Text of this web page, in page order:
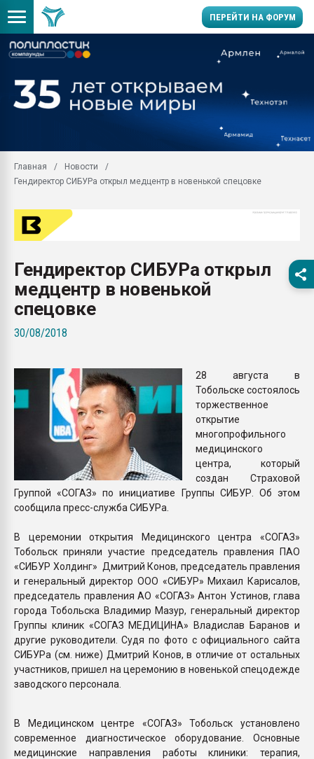
ПЕРЕЙТИ НА ФОРУМ
Вакуум-формовочные
28.07.2026
Материал поверхности
вакуумного
Главная
Новости
Гендиректор СИБУРа открыл медцентр в новенькой спецовке
Гендиректор СИБУРа открыл
медцентр в новенькой
спецовке
30/08/2018
28 августа в
Тобольске состоялось
торжественное
открытие
многопрофильного
медицинского
центра, который
создан Страховой
Группой «СОГАЗ» по инициативе Группы СИБУР. Об этом
сообщила пресс-служба СИБУРа.
В церемонии открытия Медицинского центра «СОГАЗ»
Тобольск приняли участие председатель правления ПАО
«СИБУР Холдинг» Дмитрий Конов, председатель правления
и генеральный директор ООО «СИБУР» Михаил Карисалов,
председатель правления АО «СОГАЗ» Антон Устинов, глава
города Тобольска Владимир Мазур, генеральный директор
Группы клиник «СОГАЗ МЕДИЦИНА» Владислав Баранов и
другие руководители. Судя по фото с официального сайта
СИБУРа (см. ниже) Дмитрий Конов, в отличие от остальных
участников, пришел на церемонию в новенькой спецодежде
заводского персонала.
В Медицинском центре «СОГАЗ» Тобольск установлено
современное диагностическое оборудование. Основные
медицинские направления работы клиники: терапия,